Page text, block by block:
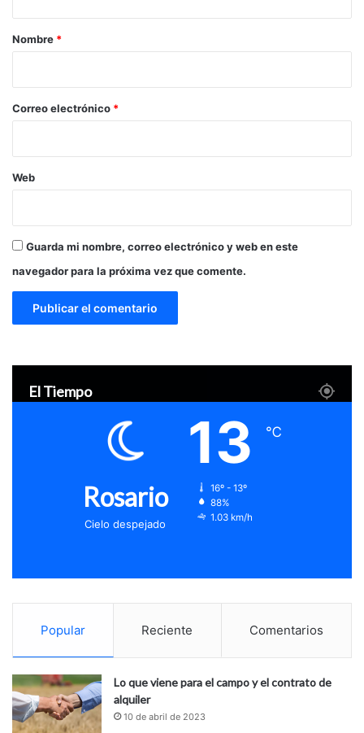
r
*
Nombre *
Correo electrónico *
Web
Guarda mi nombre, correo electrónico y web en este
navegador para la próxima vez que comente.
El Tiempo
Rosario
Cielo despejado
13 ℃
16º - 13º
88%
1.03 km/h
Popular Reciente Comentarios
Lo que viene para el campo y el contrato de
alquiler
10 de abril de 2023